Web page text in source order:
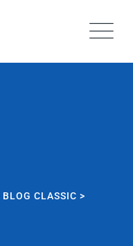
BLOG CLASSIC >